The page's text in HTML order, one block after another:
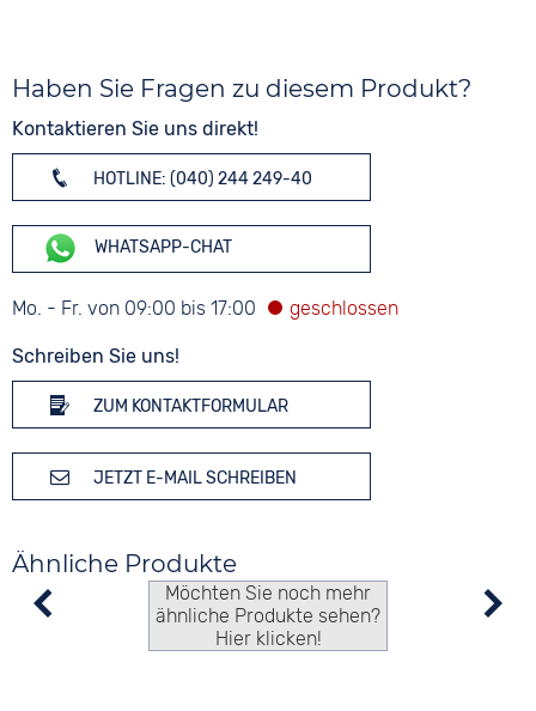
Haben Sie Fragen zu diesem Produkt?
Kontaktieren Sie uns direkt!
HOTLINE: (040) 244 249-40
WHATSAPP-CHAT
Mo. - Fr. von 09:00 bis 17:00
Schreiben Sie uns!
ZUM KONTAKTFORMULAR
JETZT E-MAIL SCHREIBEN
Ähnliche Produkte
Möchten Sie noch mehr
ähnliche Produkte sehen?
Hier klicken!